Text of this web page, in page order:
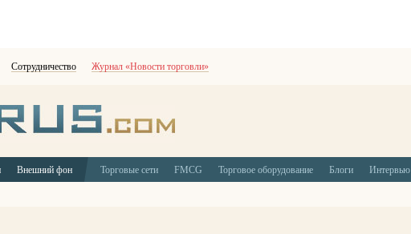
Сотрудничество Журнал «Новости торговли»
Внешний фон Торговые сети FMCG Торговое оборудование Блоги Интервью